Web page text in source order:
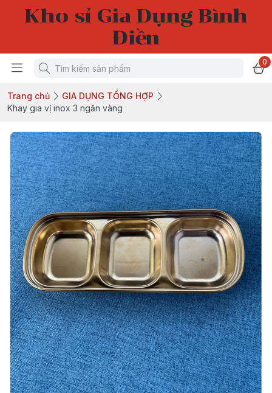
Kho sỉ Gia Dụng Bình
Điền
0
Trang chủ
GIA DỤNG TỔNG HỢP
Khay gia vị inox 3 ngăn vàng